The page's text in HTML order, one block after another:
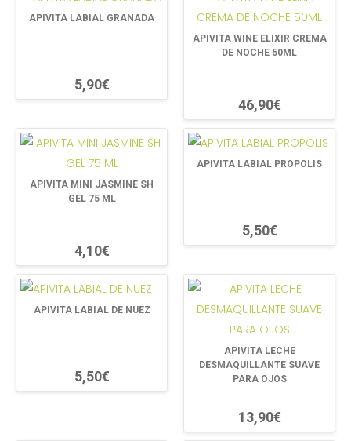
APIVITA LABIAL GRANADA
5,90€
APIVITA WINE ELIXIR CREMA
DE NOCHE 50ML
46,90€
APIVITA MINI JASMINE SH
GEL 75 ML
4,10€
APIVITA LABIAL PROPOLIS
5,50€
APIVITA LABIAL DE NUEZ
5,50€
APIVITA LECHE
DESMAQUILLANTE SUAVE
PARA OJOS
13,90€